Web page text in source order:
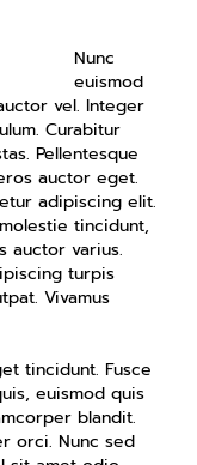
Nunc
euismod
vel. Integer
Curabitur
Pellentesque
auctor eget.
adipiscing elit.
tincidunt,
auctor varius.
turpis
Vivamus
tincidunt. Fusce
euismod quis
blandit.
orci. Nunc sed